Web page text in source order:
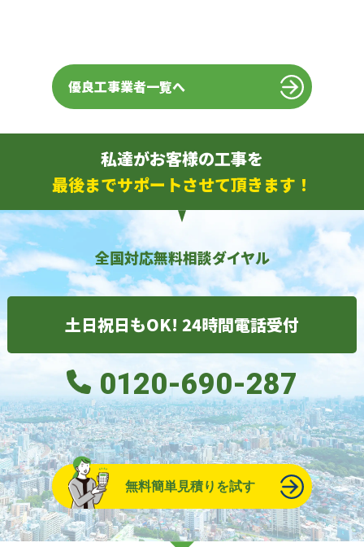
優良工事業者一覧へ
私達がお客様の工事を
最後までサポートさせて頂きます！
全国対応無料相談ダイヤル
土日祝日もOK! 24時間電話受付
0120-690-287
無料簡単見積りを試す